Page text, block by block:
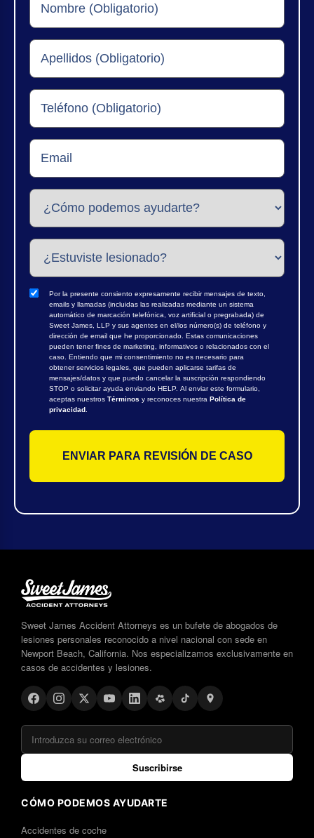
Por la presente consiento expresamente recibir mensajes de texto,
emails y llamadas (incluidas las realizadas mediante un sistema
automático de marcación telefónica, voz artificial o pregrabada) de
Sweet James, LLP y sus agentes en el/los número(s) de teléfono y
dirección de email que he proporcionado. Estas comunicaciones
pueden tener fines de marketing, informativos o relacionados con el
caso. Entiendo que mi consentimiento no es necesario para
obtener servicios legales, que pueden aplicarse tarifas de
mensajes/datos y que puedo cancelar la suscripción respondiendo
STOP o solicitar ayuda enviando HELP. Al enviar este formulario,
aceptas nuestros Términos y reconoces nuestra Política de
privacidad
Sweet James Accident Attorneys es un bufete de abogados de
lesiones personales reconocido a nivel nacional con sede en
Newport Beach, California. Nos especializamos exclusivamente en
casos de accidentes y lesiones.
Suscribirse
CÓMO PODEMOS AYUDARTE
Accidentes de coche